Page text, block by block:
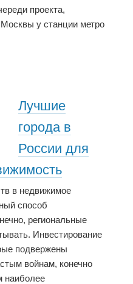
проекта,
у станции метро
Лучшие
города в
России для
в недвижимое
способ
региональные
Инвестирование
подвержены
войнам, конечно
наиболее